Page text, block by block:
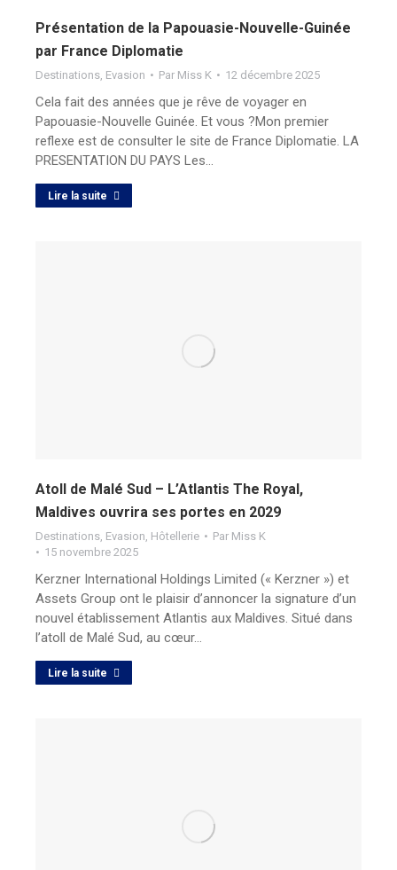
Présentation de la Papouasie-Nouvelle-Guinée
par France Diplomatie
Destinations, Evasion Par Miss K 12 décembre 2025
Cela fait des années que je rêve de voyager en
Papouasie-Nouvelle Guinée. Et vous ?Mon premier
reflexe est de consulter le site de France Diplomatie. LA
PRESENTATION DU PAYS Les…
Lire la suite
Atoll de Malé Sud – L’Atlantis The Royal,
Maldives ouvrira ses portes en 2029
Destinations Evasion Hôtellerie Par Miss K
15 novembre 2025
Kerzner International Holdings Limited (« Kerzner ») et
Assets Group ont le plaisir d’annoncer la signature d’un
nouvel établissement Atlantis aux Maldives. Situé dans
l’atoll de Malé Sud, au cœur…
Lire la suite